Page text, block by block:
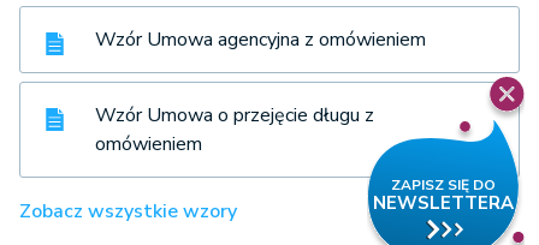
Wzór Umowa agencyjna z omówieniem
Wzór Umowa o przejęcie długu z
omówieniem
Zobacz wszystkie wzory